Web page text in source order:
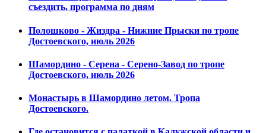
съездить, программа по дням
Полошково - Жиздра - Нижние Прыски по тропе
Достоевского, июль 2026
Шамордино - Серена - Серено-Завод по тропе
Достоевского, июль 2026
Монастырь в Шамордино летом. Тропа
Достоевского.